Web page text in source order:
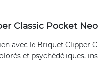
Classic Pocket
avec le Briquet Clipper
et psychédéliques,